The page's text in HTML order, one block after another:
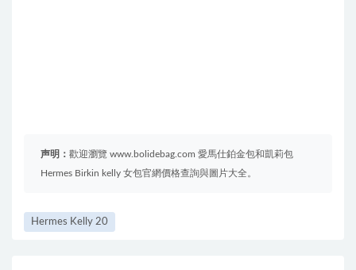
声明： 歡迎瀏覽 www.bolidebag.com 愛馬仕鉑金包和凱莉包
Hermes Birkin kelly 女包官網價格查詢與圖片大全。
Hermes Kelly 20